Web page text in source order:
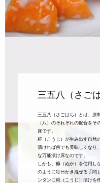
三五八（さご
三五八（さごはち）とは、原
（八）のそれぞれの配合を
床です。
糀（こうじ）が生み出す自然
漬ければ何でも美味しくなり
な万能漬け床なのです。
しかも、糠（ぬか）を使用し
のように毎日かき混ぜる手間
ンタンに糀（こうじ）漬けを